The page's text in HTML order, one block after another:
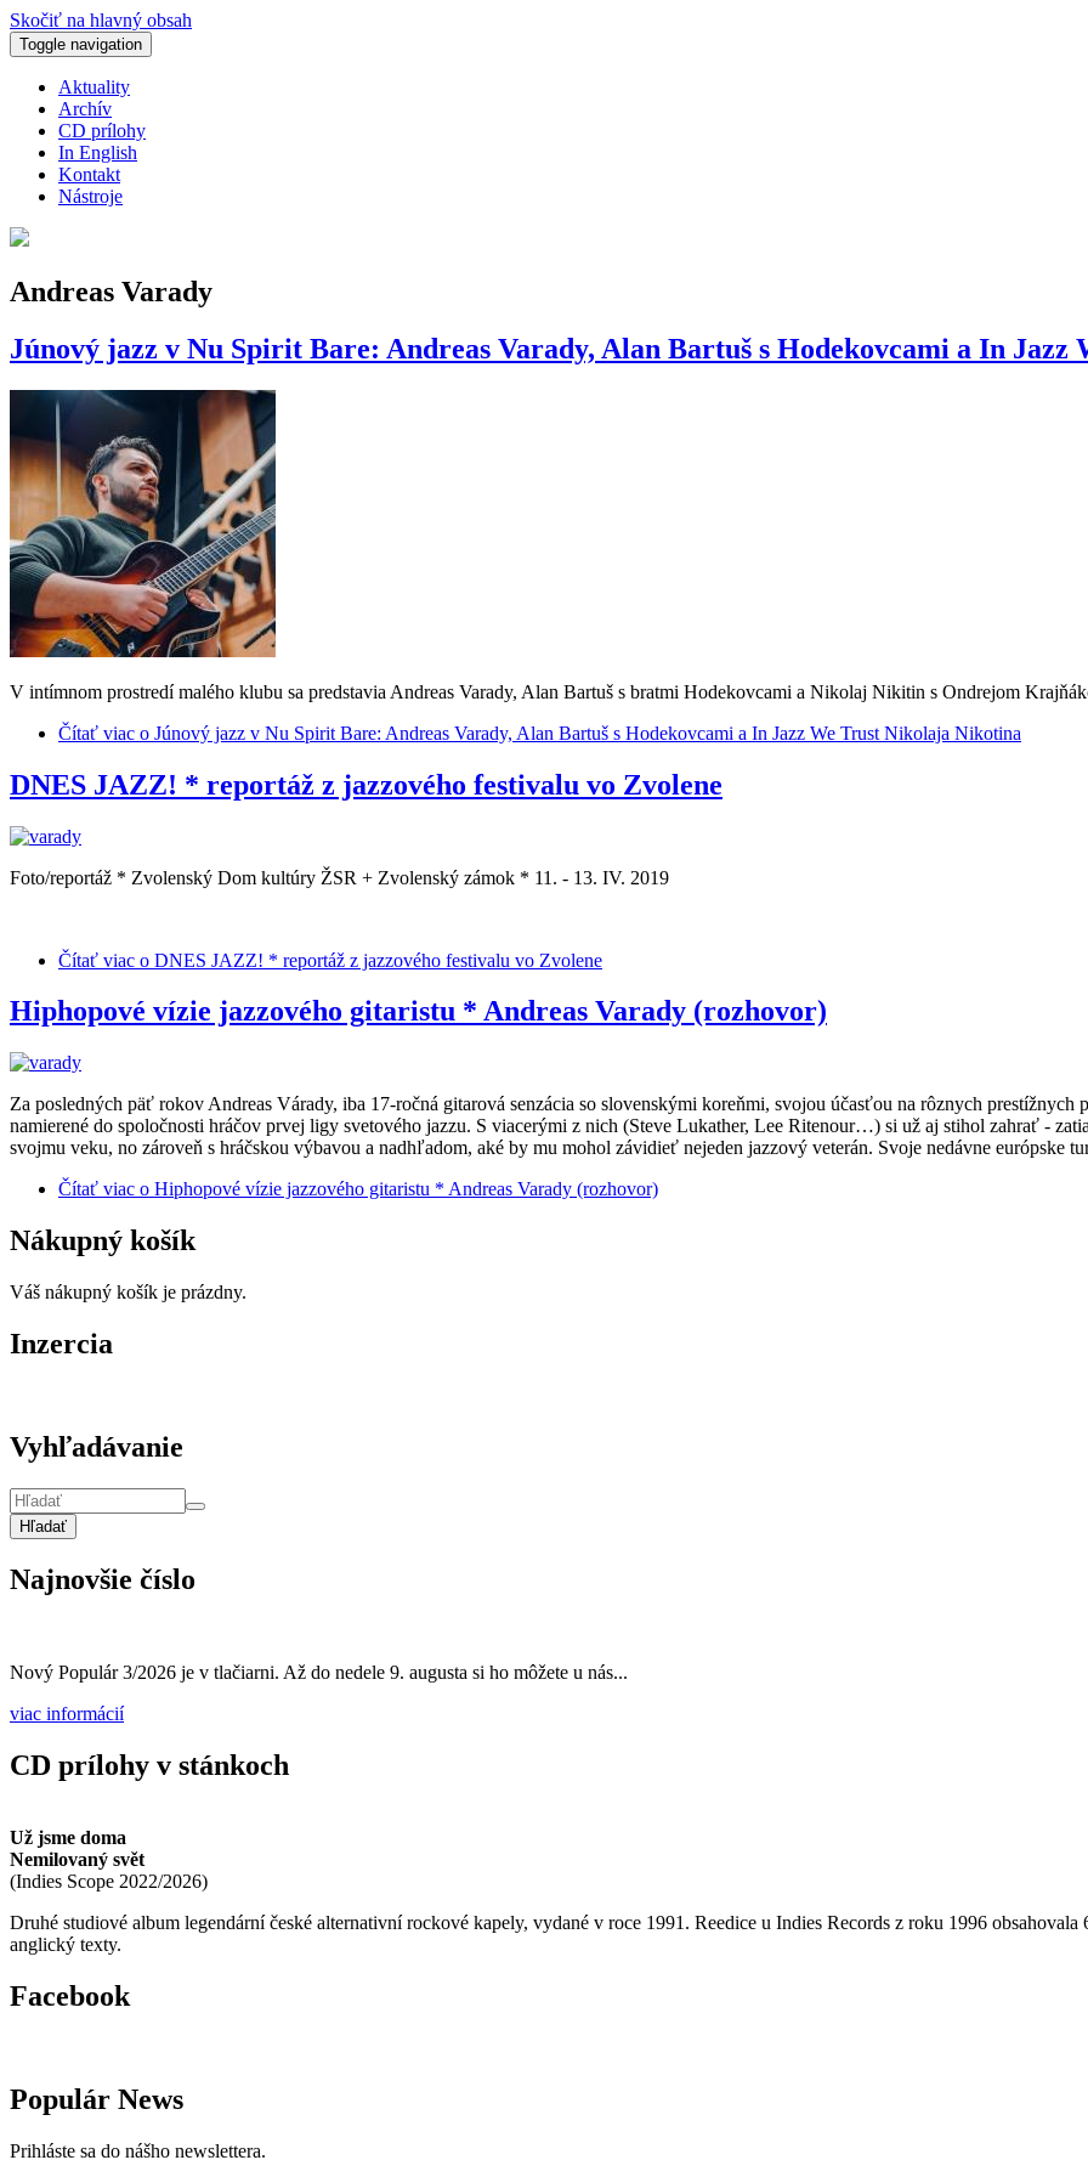
Skočiť na hlavný obsah
Toggle navigation
Aktuality
Archív
CD prílohy
In English
Kontakt
Nástroje
Andreas Varady
Júnový jazz v Nu Spirit Bare: Andreas Varady, Alan Bartuš s Hodekovcami a In
V intímnom prostredí malého klubu sa predstavia Andreas Varady, Alan Bartuš s bratmi Hodekovcami a Nikolaj Nikitin s Ondrejom
Čítať viac o Júnový jazz v Nu Spirit Bare: Andreas Varady, Alan Bartuš s Hodekovcami a In Jazz We Trust Nikolaja Nikotina
DNES JAZZ! * reportáž z jazzového festivalu vo Zvolene
Foto/reportáž * Zvolenský Dom kultúry ŽSR + Zvolenský zámok * 11. - 13. IV. 2019
Čítať viac o DNES JAZZ! * reportáž z jazzového festivalu vo Zvolene
Hiphopové vízie jazzového gitaristu * Andreas Varady (rozhovor)
Za posledných päť rokov Andreas Várady, iba 17-ročná gitarová senzácia so slovenskými koreňmi, svojou účasťou na rôznych prestížnych
namierené do spoločnosti hráčov prvej ligy svetového jazzu. S viacerými z nich (Steve Lukather, Lee Ritenour…) si už aj stihol zahrať -
svojmu veku, no zároveň s hráčskou výbavou a nadhľadom, aké by mu mohol závidieť nejeden jazzový veterán. Svoje nedávne európske
Čítať viac o Hiphopové vízie jazzového gitaristu * Andreas Varady (rozhovor)
Nákupný košík
Váš nákupný košík je prázdny.
Inzercia
Vyhľadávanie
Hľadať
Najnovšie číslo
Nový Populár 3/2026 je v tlačiarni. Až do nedele 9. augusta si ho môžete u nás...
viac informácií
CD prílohy v stánkoch
Už jsme doma
Nemilovaný svět
(Indies Scope 2022/2026)
Druhé studiové album legendární české alternativní rockové kapely, vydané v roce 1991. Reedice u Indies Records z roku 1996
anglický texty.
Facebook
Populár News
Prihláste sa do nášho newslettera.